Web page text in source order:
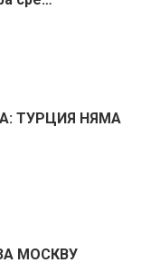
ТУРЦИЯ НЯМА
МОСКВУ